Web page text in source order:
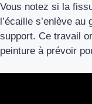
Vous notez si la
l’écaille s’enlève
support. Ce travail
peinture à prévoir